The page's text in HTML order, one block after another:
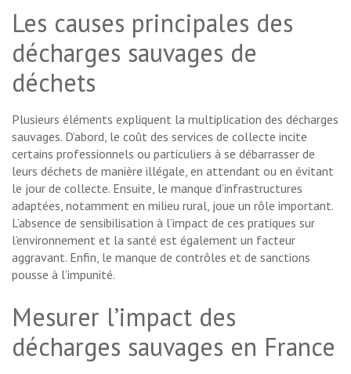
Les causes principales des
décharges sauvages de
déchets
Plusieurs éléments expliquent la multiplication des décharges
sauvages. D’abord, le coût des services de collecte incite
certains professionnels ou particuliers à se débarrasser de
leurs déchets de manière illégale, en attendant ou en évitant
le jour de collecte. Ensuite, le manque d’infrastructures
adaptées, notamment en milieu rural, joue un rôle important.
L’absence de sensibilisation à l’impact de ces pratiques sur
l’environnement et la santé est également un facteur
aggravant. Enfin, le manque de contrôles et de sanctions
pousse à l’impunité.
Mesurer l’impact des
décharges sauvages en France